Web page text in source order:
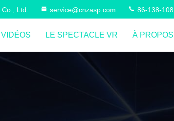
Ltd. service@cnzasp.com 86-138-
VIDÉOS LE SPECTACLE VR À